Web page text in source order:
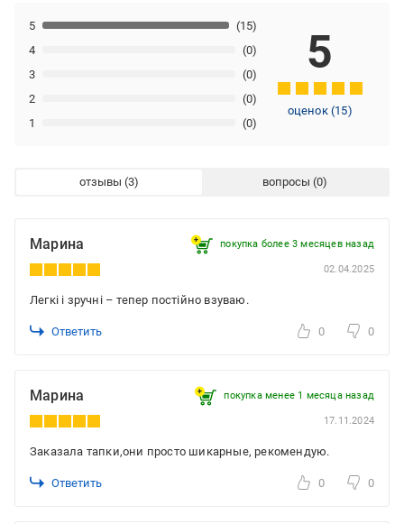
1 (0)
2 (0)
3 (0)
4 (0)
5 (15)
5
оценок (15)
отзывы вопросы
Марина покупка более 3 месяцев назад
02.04.2025
Легкі і зручні – тепер постійно взуваю.
Ответить 0 0
Марина покупка менее 1 месяца назад
17.11.2024
Заказала тапки,они просто шикарные, рекомендую.
Ответить 0 0